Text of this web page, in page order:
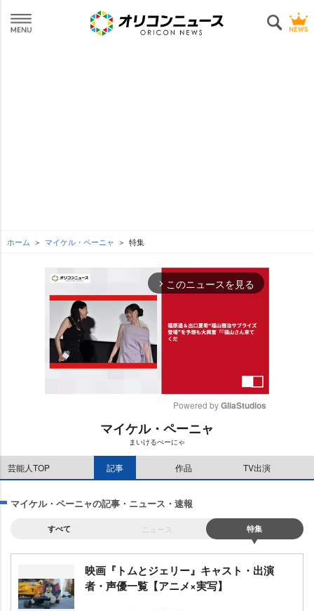
ホーム マイケル・ペーニャ 特集
arrow_forward_ios このニュースを見る
Powered by GliaStudios
マイケル・ペーニャ
まいけるぺーにゃ
芸能人TOP 記事 作品 TV出演
マイケル・ペーニャの記事・ニュース・速報
すべて ニュース 特集
映画『トムとジェリー』キャスト・出演
者・声優一覧【アニメ×実写】